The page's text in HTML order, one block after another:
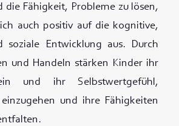
die Fähigkeit, Probleme zu lösen,
auch positiv auf die kognitive,
soziale Entwicklung aus. Durch
und Handeln stärken Kinder ihr
und ihr Selbstwertgefühl,
und ihre Fähigkeiten